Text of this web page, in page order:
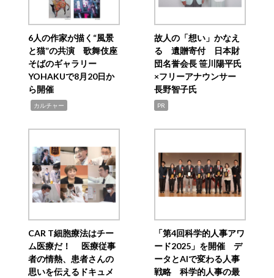
6人の作家が描く“風景
と猫”の共演 歌舞伎座
そばのギャラリー
YOHAKUで8月20日か
ら開催
カルチャー
故人の「想い」かなえ
る 遺贈寄付 日本財
団名誉会長 笹川陽平氏
×フリーアナウンサー
長野智子氏
PR
CAR T細胞療法はチー
ム医療だ！ 医療従事
者の情熱、患者さんの
思いを伝えるドキュメ
「第4回科学的人事アワ
ード2025」を開催 デ
ータとAIで変わる人事
戦略 科学的人事の最